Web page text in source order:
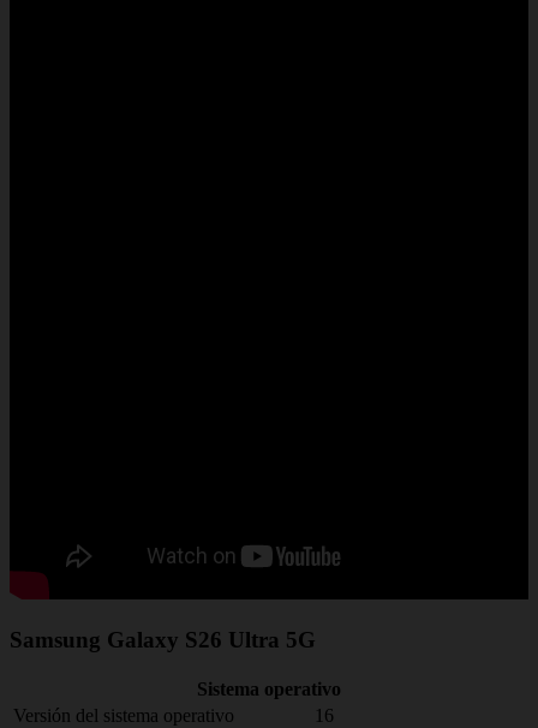
Samsung Galaxy S26 Ultra 5G
Sistema operativo
Versión del sistema operativo
16